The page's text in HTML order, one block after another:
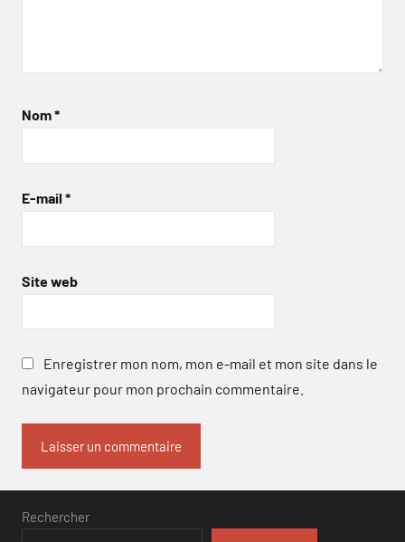
Nom*
E-mail *
Site web
Enregistrer mon nom, mon e-mail et mon site dans le
navigateur pour mon prochain commentaire.
Rechercher